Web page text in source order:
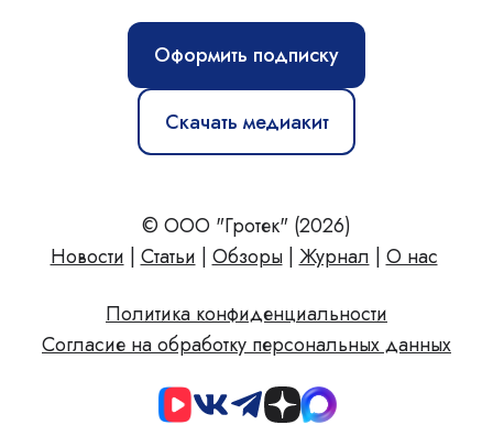
Оформить подписку
Скачать медиакит
© ООО "Гротек" (2026)
Новости | Статьи | Обзоры| Журнал | О нас
Политика конфиденциальности
Согласие на обработку персональных данных